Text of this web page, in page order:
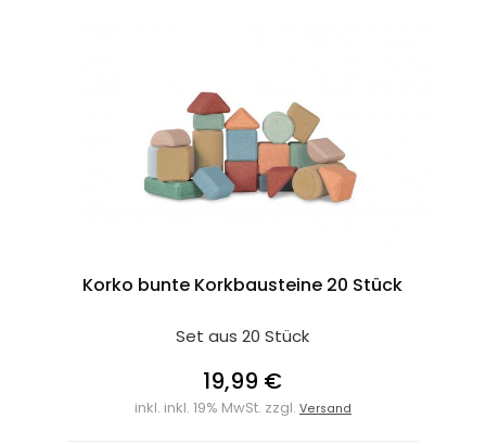
Korko bunte Korkbausteine 20 Stück
Set aus 20 Stück
19,99 €
inkl. inkl. 19% MwSt. zzgl. Versand